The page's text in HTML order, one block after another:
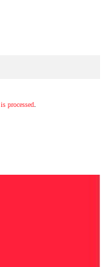
processed